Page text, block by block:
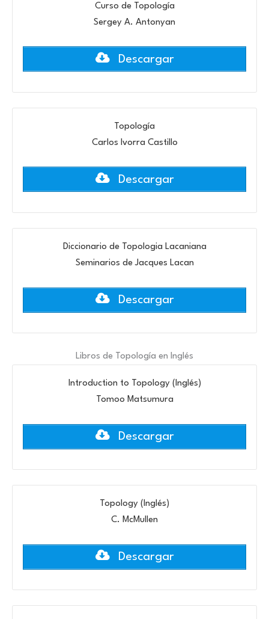
Curso de Topología
Sergey A. Antonyan
Descargar
Topología
Carlos Ivorra Castillo
Descargar
Diccionario de Topologia Lacaniana
Seminarios de Jacques Lacan
Descargar
Libros de Topología en Inglés
Introduction to Topology (Inglés)
Tomoo Matsumura
Descargar
Topology (Inglés)
C. McMullen
Descargar